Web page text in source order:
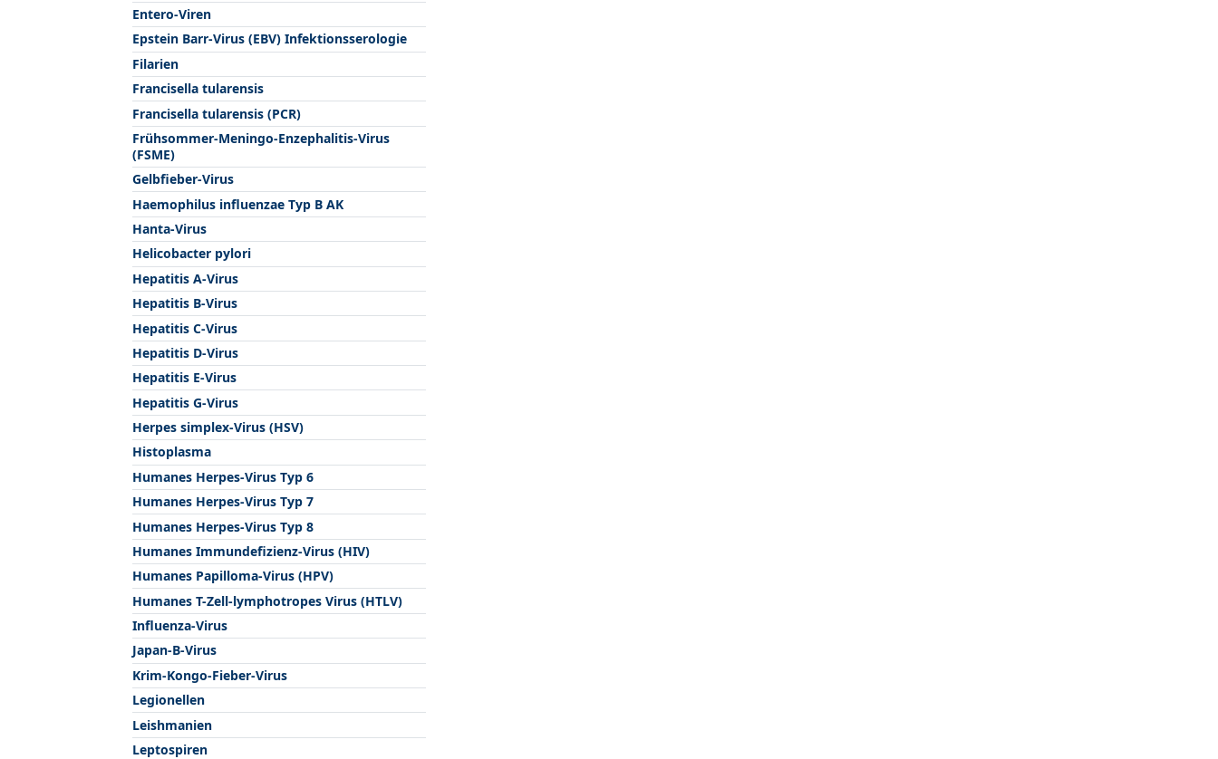
Entero-Viren
Epstein Barr-Virus (EBV) Infektionsserologie
Filarien
Francisella tularensis
Francisella tularensis (PCR)
Frühsommer-Meningo-Enzephalitis-Virus
(FSME)
Gelbfieber-Virus
Haemophilus influenzae Typ B AK
Hanta-Virus
Helicobacter pylori
Hepatitis A-Virus
Hepatitis B-Virus
Hepatitis C-Virus
Hepatitis D-Virus
Hepatitis E-Virus
Hepatitis G-Virus
Herpes simplex-Virus (HSV)
Histoplasma
Humanes Herpes-Virus Typ 6
Humanes Herpes-Virus Typ 7
Humanes Herpes-Virus Typ 8
Humanes Immundefizienz-Virus (HIV)
Humanes Papilloma-Virus (HPV)
Humanes T-Zell-lymphotropes Virus (HTLV)
Influenza-Virus
Japan-B-Virus
Krim-Kongo-Fieber-Virus
Legionellen
Leishmanien
Leptospiren